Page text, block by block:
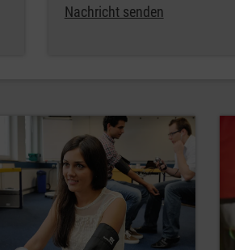
Nachricht senden